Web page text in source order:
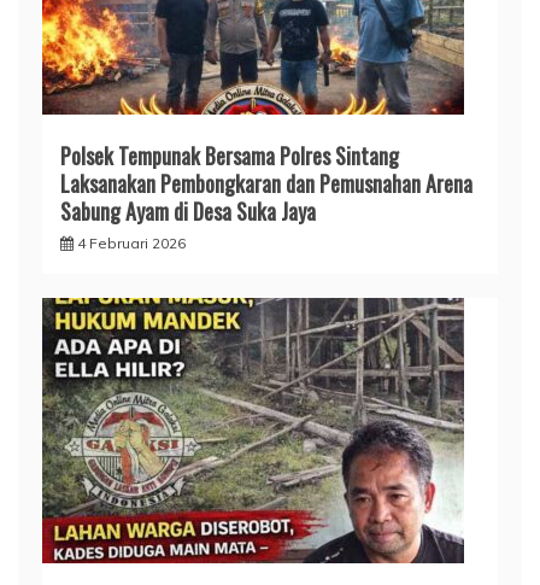
Polsek Tempunak Bersama Polres Sintang
Laksanakan Pembongkaran dan Pemusnahan Arena
Sabung Ayam di Desa Suka Jaya
4 Februari 2026